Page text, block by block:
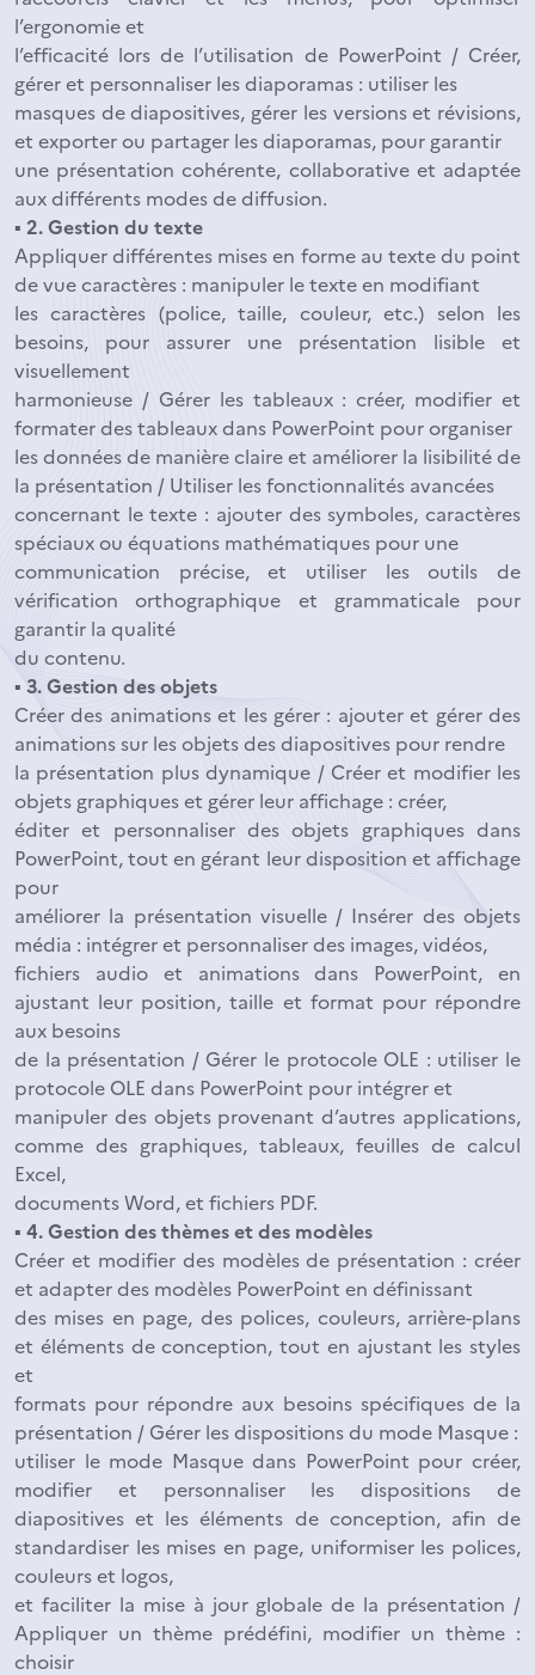
l’ergonomie et
l’efficacité lors de l’utilisation de PowerPoint / Créer,
gérer et personnaliser les diaporamas : utiliser les
masques de diapositives, gérer les versions et révisions,
et exporter ou partager les diaporamas, pour garantir
une présentation cohérente, collaborative et adaptée
aux différents modes de diffusion.
▪ 2. Gestion du texte
Appliquer différentes mises en forme au texte du point
de vue caractères : manipuler le texte en modifiant
les caractères (police, taille, couleur, etc.) selon les
besoins, pour assurer une présentation lisible et
visuellement
harmonieuse / Gérer les tableaux : créer, modifier et
formater des tableaux dans PowerPoint pour organiser
les données de manière claire et améliorer la lisibilité de
la présentation / Utiliser les fonctionnalités avancées
concernant le texte : ajouter des symboles, caractères
spéciaux ou équations mathématiques pour une
communication précise, et utiliser les outils de
vérification orthographique et grammaticale pour
garantir la qualité
du contenu.
▪ 3. Gestion des objets
Créer des animations et les gérer : ajouter et gérer des
animations sur les objets des diapositives pour rendre
la présentation plus dynamique / Créer et modifier les
objets graphiques et gérer leur affichage : créer,
éditer et personnaliser des objets graphiques dans
PowerPoint, tout en gérant leur disposition et affichage
pour
améliorer la présentation visuelle / Insérer des objets
média : intégrer et personnaliser des images, vidéos,
fichiers audio et animations dans PowerPoint, en
ajustant leur position, taille et format pour répondre
aux besoins
de la présentation / Gérer le protocole OLE : utiliser le
protocole OLE dans PowerPoint pour intégrer et
manipuler des objets provenant d’autres applications,
comme des graphiques, tableaux, feuilles de calcul
Excel,
documents Word, et fichiers PDF.
▪ 4. Gestion des thèmes et des modèles
Créer et modifier des modèles de présentation : créer
et adapter des modèles PowerPoint en définissant
des mises en page, des polices, couleurs, arrière-plans
et éléments de conception, tout en ajustant les styles
et
formats pour répondre aux besoins spécifiques de la
présentation / Gérer les dispositions du mode Masque :
utiliser le mode Masque dans PowerPoint pour créer,
modifier et personnaliser les dispositions de
diapositives et les éléments de conception, afin de
standardiser les mises en page, uniformiser les polices,
couleurs et logos,
et faciliter la mise à jour globale de la présentation /
Appliquer un thème prédéfini, modifier un thème :
choisir